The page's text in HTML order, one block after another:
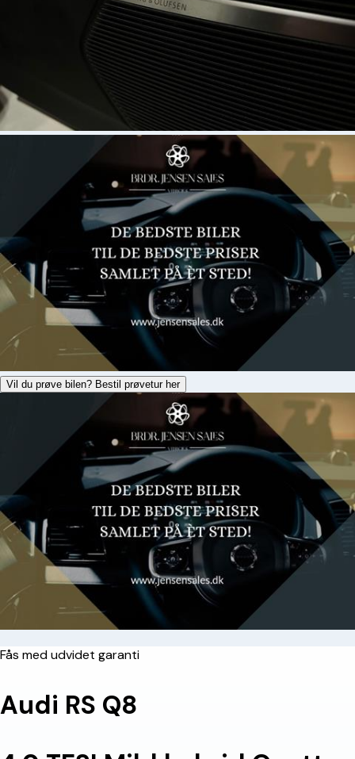
Vil du prøve bilen? Bestil prøvetur her
Fås med udvidet garanti
Audi RS Q8